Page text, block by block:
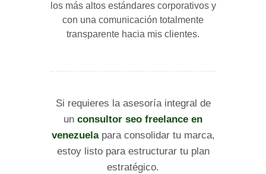
los más altos estándares corporativos y
con una comunicación totalmente
transparente hacia mis clientes.
Si requieres la asesoría integral de
un consultor seo freelance en
venezuelapara consolidar tu marca,
estoy listo para estructurar tu plan
estratégico.